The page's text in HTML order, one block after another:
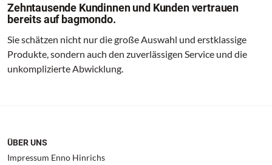
Zehntausende Kundinnen und Kunden vertrauen
bereits auf bagmondo.
Sie schätzen nicht nur die große Auswahl und erstklassige
Produkte, sondern auch den zuverlässigen Service und die
unkomplizierte Abwicklung.
ÜBER UNS
Impressum Enno Hinrichs